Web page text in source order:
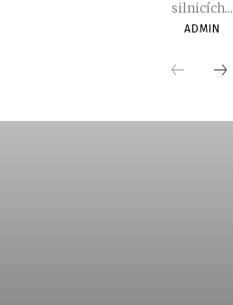
silnicích...
ADMIN